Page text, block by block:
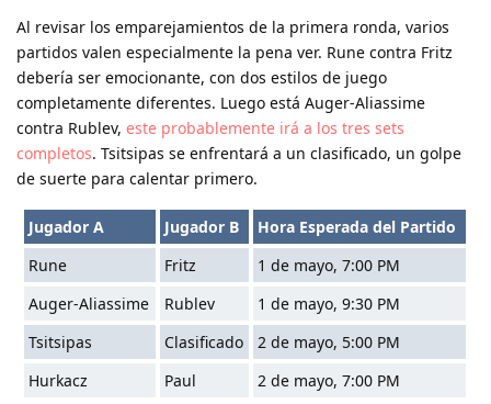
Al revisar los emparejamientos de la primera ronda, varios
partidos valen especialmente la pena ver. Rune contra Fritz
debería ser emocionante, con dos estilos de juego
completamente diferentes. Luego está Auger-Aliassime
contra Rublev, este probablemente irá a los tres sets
completos. Tsitsipas se enfrentará a un clasificado, un golpe
de suerte para calentar primero.
Jugador A Jugador B
Hora Esperada del Partido
Rune
Fritz
1 de mayo, 7:00 PM
Auger-Aliassime
Rublev
1 de mayo, 9:30 PM
Tsitsipas
Clasificado
2 de mayo, 5:00 PM
Hurkacz
Paul
2 de mayo, 7:00 PM